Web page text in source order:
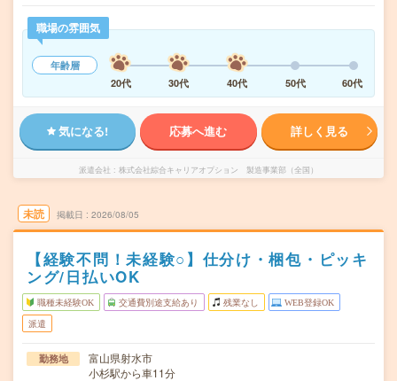
職場の雰囲気
年齢層
20代
30代 40代 50代 60代
気になる! 応募へ進む 詳しく見る
派遣会社 株式会社綜合キャリアオプション 製造事業部（全国）
未読 掲載日 2026/08/05
【経験不問！未経験○】仕分け・梱包・ピッキ
ング/日払いOK
職種未経験OK 交通費別途支給あり 残業なし WEB登録OK
派遣
勤務地
富山県射水市
小杉駅から車11分